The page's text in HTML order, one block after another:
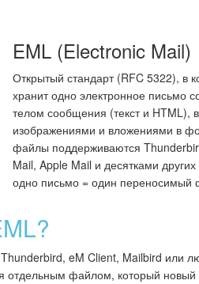
EML (Electronic Mail)
Открытый стандарт (RFC 5322), в
хранит одно электронное письмо
телом сообщения (текст и HTML),
изображениями и вложениями в
файлы поддерживаются
Mail, Apple Mail и десятками
одно письмо = один переносимый
eM Client, Mailbird или
файлом, который новый